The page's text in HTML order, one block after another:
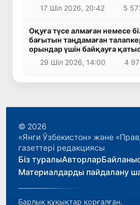
17 Шіл 2026, 20:42
5
Оқуға түсе алмаған немесе
бағытын таңдамаған
орындар үшін байқауға
29 Шіл 2026, 14:00
4
© 2026
«Янги Ўзбекистон» және
газеттері редакциясы
Біз туралыАвторлар
Материалдарды пайдалану
Барлық құқықтар қорғалған.